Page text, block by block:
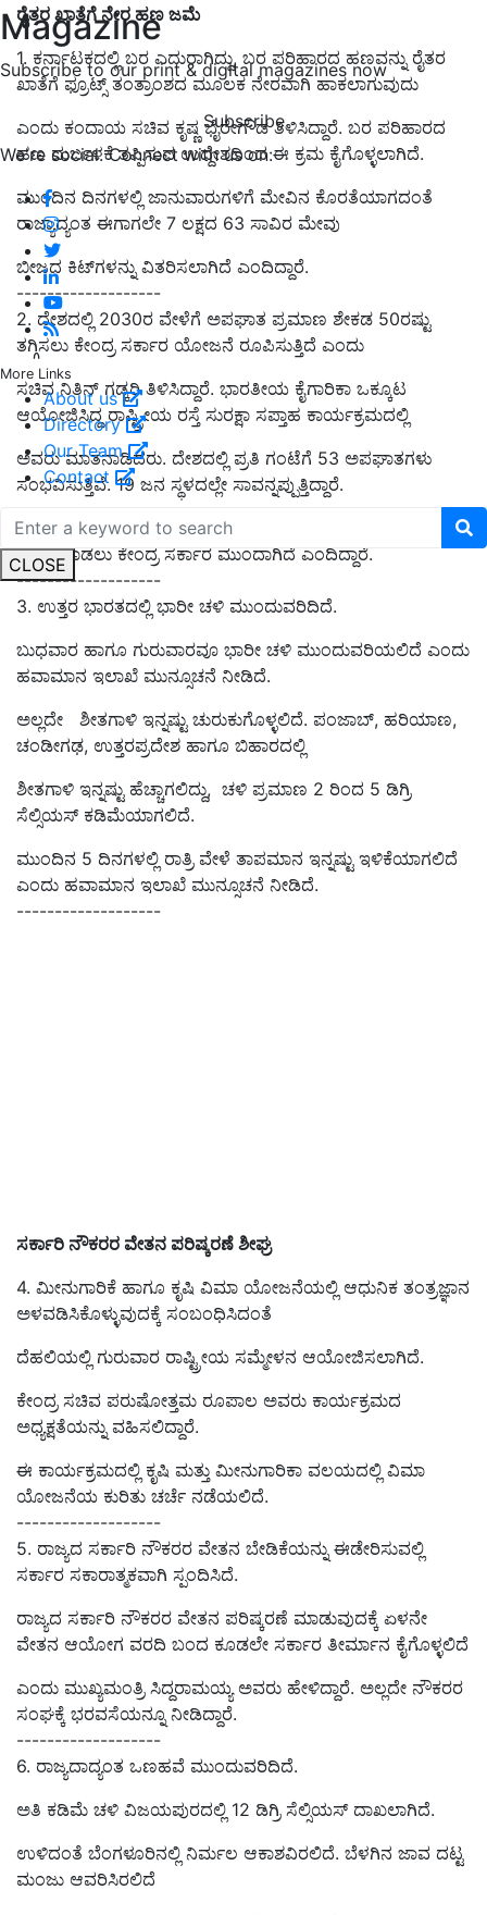
Magazine
Subscribe to our print & digital magazines now
Subscribe
We're social. Connect with us on:
More Links
About us
Directory
Our Team
Contact
CLOSE
ರೈತರ ಖಾತೆಗೆ ನೇರ ಹಣ ಜಮೆ
1. ಕರ್ನಾಟಕದಲ್ಲಿ ಬರ ಎದುರಾಗಿದ್ದು, ಬರ ಪರಿಹಾರದ ಹಣವನ್ನು ರೈತರ
ಖಾತೆಗೆ ಫ್ರೂಟ್ಸ್ ತಂತ್ರಾಂಶದ ಮೂಲಕ ನೇರವಾಗಿ ಹಾಕಲಾಗುವುದು
ಎಂದು ಕಂದಾಯ ಸಚಿವ ಕೃಷ್ಣ ಭೈರೇಗೌಡತಿಳಿಸಿದ್ದಾರೆ. ಬರ ಪರಿಹಾರದ
ಹಣ ದುರ್ಬಳಕೆತಪ್ಪಿಸುವ ಉದ್ದೇಶದಿಂದ ಈ ಕ್ರಮ ಕೈಗೊಳ್ಳಲಾಗಿದೆ.
ಮುಂದಿನ ದಿನಗಳಲ್ಲಿ ಜಾನುವಾರುಗಳಿಗೆ ಮೇವಿನ ಕೊರತೆಯಾಗದಂತೆ
ರಾಜ್ಯಾದ್ಯಂತ ಈಗಾಗಲೇ 7 ಲಕ್ಷದ 63 ಸಾವಿರ ಮೇವು
ಬೀಜದ ಕಿಟ್‌ಗಳನ್ನು ವಿತರಿಸಲಾಗಿದೆ ಎಂದಿದ್ದಾರೆ.
-------------------
2. ದೇಶದಲ್ಲಿ 2030ರ ವೇಳೆಗೆ ಅಪಘಾತ ಪ್ರಮಾಣ ಶೇಕಡ 50ರಷ್ಟು
ತಗ್ಗಿಸಲು ಕೇಂದ್ರ ಸರ್ಕಾರ ಯೋಜನೆ ರೂಪಿಸುತ್ತಿದೆ ಎಂದು
ಸಚಿವ ನಿತಿನ್ ಗಡ್ಕರಿತಿಳಿಸಿದ್ದಾರೆ. ಭಾರತೀಯ ಕೈಗಾರಿಕಾ ಒಕ್ಕೂಟ
ಆಯೋಜಿಸಿದ್ದ ರಾಷ್ಟ್ರೀಯ ರಸ್ತೆ ಸುರಕ್ಷಾ ಸಪ್ತಾಹ ಕಾರ್ಯಕ್ರಮದಲ್ಲಿ
ಅವರು ಮಾತನಾಡಿದರು. ದೇಶದಲ್ಲಿ ಪ್ರತಿ ಗಂಟೆಗೆ 53 ಅಪಘಾತಗಳು
ಸಂಭವಿಸುತ್ತಿವೆ. 19 ಜನ ಸ್ಥಳದಲ್ಲೇ ಸಾವನ್ನಪ್ಪುತ್ತಿದ್ದಾರೆ.
ಹೀಗಾಗಿ,ರಸ್ತೆ ಅಪಘಾತಗಳ ಪ್ರಮಾಣ ಕಡಿಮೆ ಮಾಡಿ ಸಾವಿನ ಸಂಖ್ಯೆಯನ್ನು
ಇಳಿಕೆ ಮಾಡಲು ಕೇಂದ್ರ ಸರ್ಕಾರ ಮುಂದಾಗಿದೆ ಎಂದಿದ್ದಾರೆ.
-------------------
3. ಉತ್ತರ ಭಾರತದಲ್ಲಿ ಭಾರೀ ಚಳಿ ಮುಂದುವರಿದಿದೆ.
ಬುಧವಾರ ಹಾಗೂ ಗುರುವಾರವೂ ಭಾರೀ ಚಳಿ ಮುಂದುವರಿಯಲಿದೆ ಎಂದು
ಹವಾಮಾನ ಇಲಾಖೆ ಮುನ್ಸೂಚನೆ ನೀಡಿದೆ.
ಅಲ್ಲದೇ ಶೀತಗಾಳಿ ಇನ್ನಷ್ಟು ಚುರುಕುಗೊಳ್ಳಲಿದೆ. ಪಂಜಾಬ್, ಹರಿಯಾಣ,
ಚಂಡೀಗಢ, ಉತ್ತರಪ್ರದೇಶ ಹಾಗೂ ಬಿಹಾರದಲ್ಲಿ
ಶೀತಗಾಳಿ ಇನ್ನಷ್ಟು ಹೆಚ್ಚಾಗಲಿದ್ದು, ಚಳಿ ಪ್ರಮಾಣ 2 ರಿಂದ 5 ಡಿಗ್ರಿ
ಸೆಲ್ಸಿಯಸ್ ಕಡಿಮೆಯಾಗಲಿದೆ.
ಮುಂದಿನ 5 ದಿನಗಳಲ್ಲಿ ರಾತ್ರಿ ವೇಳೆ ತಾಪಮಾನ ಇನ್ನಷ್ಟು ಇಳಿಕೆಯಾಗಲಿದೆ
ಎಂದು ಹವಾಮಾನ ಇಲಾಖೆ ಮುನ್ಸೂಚನೆ ನೀಡಿದೆ.
-------------------
ಸರ್ಕಾರಿ ನೌಕರರ ವೇತನ ಪರಿಷ್ಕರಣೆ ಶೀಘ್ರ
4. ಮೀನುಗಾರಿಕೆ ಹಾಗೂ ಕೃಷಿ ವಿಮಾ ಯೋಜನೆಯಲ್ಲಿ ಆಧುನಿಕ ತಂತ್ರಜ್ಞಾನ
ಅಳವಡಿಸಿಕೊಳ್ಳುವುದಕ್ಕೆ ಸಂಬಂಧಿಸಿದಂತೆ
ದೆಹಲಿಯಲ್ಲಿ ಗುರುವಾರ ರಾಷ್ಟ್ರೀಯ ಸಮ್ಮೇಳನ ಆಯೋಜಿಸಲಾಗಿದೆ.
ಕೇಂದ್ರ ಸಚಿವ ಪರುಷೋತ್ತಮ ರೂಪಾಲ ಅವರು ಕಾರ್ಯಕ್ರಮದ
ಅಧ್ಯಕ್ಷತೆಯನ್ನು ವಹಿಸಲಿದ್ದಾರೆ.
ಈ ಕಾರ್ಯಕ್ರಮದಲ್ಲಿ ಕೃಷಿ ಮತ್ತು ಮೀನುಗಾರಿಕಾ ವಲಯದಲ್ಲಿ ವಿಮಾ
ಯೋಜನೆಯ ಕುರಿತು ಚರ್ಚೆ ನಡೆಯಲಿದೆ.
-------------------
5. ರಾಜ್ಯದ ಸರ್ಕಾರಿ ನೌಕರರ ವೇತನ ಬೇಡಿಕೆಯನ್ನು ಈಡೇರಿಸುವಲ್ಲಿ
ಸರ್ಕಾರ ಸಕಾರಾತ್ಮಕವಾಗಿ ಸ್ಪಂದಿಸಿದೆ.
ರಾಜ್ಯದ ಸರ್ಕಾರಿ ನೌಕರರ ವೇತನ ಪರಿಷ್ಕರಣೆ ಮಾಡುವುದಕ್ಕೆ ಏಳನೇ
ವೇತನ ಆಯೋಗ ವರದಿ ಬಂದ ಕೂಡಲೇ ಸರ್ಕಾರ ತೀರ್ಮಾನ ಕೈಗೊಳ್ಳಲಿದೆ
ಎಂದು ಮುಖ್ಯಮಂತ್ರಿ ಸಿದ್ದರಾಮಯ್ಯಅವರು ಹೇಳಿದ್ದಾರೆ. ಅಲ್ಲದೇ ನೌಕರರ
ಸಂಘಕ್ಕೆ ಭರವಸೆಯನ್ನೂ ನೀಡಿದ್ದಾರೆ.
-------------------
6. ರಾಜ್ಯದಾದ್ಯಂತ ಒಣಹವೆ ಮುಂದುವರಿದಿದೆ.
ಅತಿ ಕಡಿಮೆ ಚಳಿ ವಿಜಯಪುರದಲ್ಲಿ 12 ಡಿಗ್ರಿ ಸೆಲ್ಸಿಯಸ್‌ ದಾಖಲಾಗಿದೆ.
ಉಳಿದಂತೆ ಬೆಂಗಳೂರಿನಲ್ಲಿ ನಿರ್ಮಲ ಆಕಾಶವಿರಲಿದೆ. ಬೆಳಗಿನ ಜಾವ ದಟ್ಟ
ಮಂಜು ಆವರಿಸಿರಲಿದೆ